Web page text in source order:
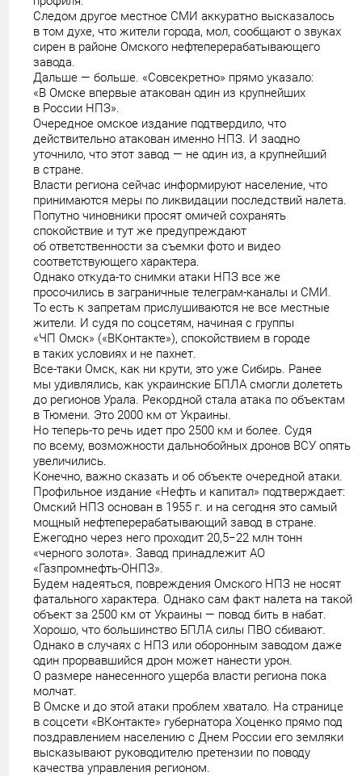
Следом другое местное СМИ аккуратно высказалось
в том духе, что жители города, мол, сообщают о звуках
сирен в районе Омского нефтеперерабатывающего
завода.
Дальше — больше. «Совсекретно» прямо указало:
«В Омске впервые атакован один из крупнейших
в России НПЗ».
Очередное омское издание подтвердило, что
действительно атакован именно НПЗ. И заодно
уточнило, что этот завод — не один из, а крупнейший
в стране.
Власти региона сейчас информируют население, что
принимаются меры по ликвидации последствий налета.
Попутно чиновники просят омичей сохранять
спокойствие и тут же предупреждают
об ответственности за съемки фото и видео
соответствующего характера.
Однако откуда-то снимки атаки НПЗ все же
просочились в заграничные телеграм-каналы и СМИ.
То есть к запретам прислушиваются не все местные
жители. И судя по соцсетям, начиная с группы
«ЧП Омск» («ВКонтакте»), спокойствием в городе
в таких условиях и не пахнет.
Все-таки Омск, как ни крути, это уже Сибирь. Ранее
мы удивлялись, как украинские БПЛА смогли долететь
до регионов Урала. Рекордной стала атака по объектам
в Тюмени. Это 2000 км от Украины.
Но теперь-то речь идет про 2500 км и более. Судя
по всему, возможности дальнобойных дронов ВСУ опять
увеличились.
Конечно, важно сказать и об объекте очередной атаки.
Профильное издание «Нефть и капитал» подтверждает:
Омский НПЗ основан в 1955 г. и на сегодня это самый
мощный нефтеперерабатывающий завод в стране.
Ежегодно через него проходит 20,5−22 млн тонн
«черного золота». Завод принадлежит АО
«Газпромнефть-ОНПЗ».
Будем надеяться, повреждения Омского НПЗ не носят
фатального характера. Однако сам факт налета на такой
объект за 2500 км от Украины — повод бить в набат.
Хорошо, что большинство БПЛА силы ПВО сбивают.
Однако в случаях с НПЗ или оборонным заводом даже
один прорвавшийся дрон может нанести урон.
О размере нанесенного ущерба власти региона пока
молчат.
В Омске и до этой атаки проблем хватало. На странице
в соцсети «ВКонтакте» губернатора Хоценко прямо под
поздравлением населению с Днем России его земляки
высказывают руководителю претензии по поводу
качества управления регионом.